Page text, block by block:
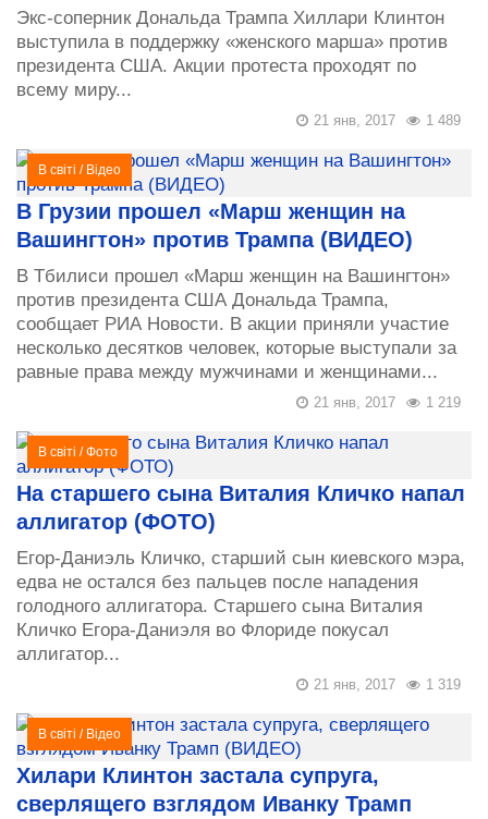
Экс-соперник Дональда Трампа Хиллари Клинтон
выступила в поддержку «женского марша» против
президента США. Акции протеста проходят по
всему миру...
1 489
21 янв, 2017
В світі / Відео
В Грузии прошел «Марш женщин на
Вашингтон» против Трампа (ВИДЕО)
В Тбилиси прошел «Марш женщин на Вашингтон»
против президента США Дональда Трампа,
сообщает РИА Новости. В акции приняли участие
несколько десятков человек, которые выступали за
равные права между мужчинами и женщинами...
1 219
21 янв, 2017
В світі /Фото
На старшего сына Виталия Кличко напал
аллигатор (ФОТО)
Егор-Даниэль Кличко, старший сын киевского мэра,
едва не остался без пальцев после нападения
голодного аллигатора. Старшего сына Виталия
Кличко Егора-Даниэля во Флориде покусал
аллигатор...
1 319
21 янв, 2017
В світі / Відео
Хилари Клинтон застала супруга,
сверлящего взглядом Иванку Трамп